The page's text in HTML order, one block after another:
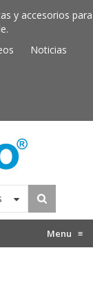
y accesorios para
Noticias
Menu ≡